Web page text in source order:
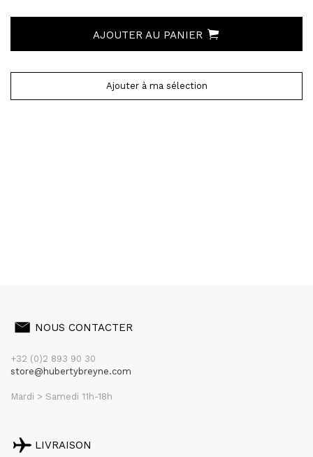
AJOUTER AU PANIER
Ajouter à ma sélection
NOUS CONTACTER
+32 (0)2 893 90 30
store@hubertybreyne.com
Mardi > Samedi 11h-18h
LIVRAISON